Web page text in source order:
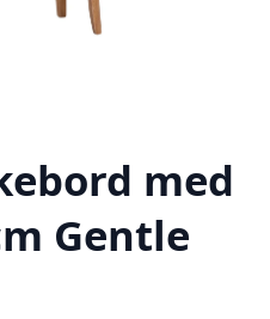
med
Gentle